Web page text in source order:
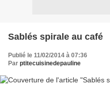
Sablés spirale au café
Publié le 11/02/2014 à 07:36
Par ptitecuisinedepauline